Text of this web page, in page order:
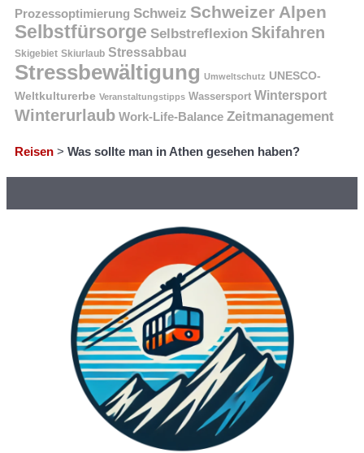
Prozessoptimierung Schweiz Schweizer Alpen
Selbstfürsorge Selbstreflexion Skifahren
Skigebiet Skiurlaub Stressabbau
Stressbewältigung Umweltschutz UNESCO-
Weltkulturerbe Veranstaltungstipps Wassersport Wintersport
Winterurlaub Work-Life-Balance Zeitmanagement
Reisen > Was sollte man in Athen gesehen haben?